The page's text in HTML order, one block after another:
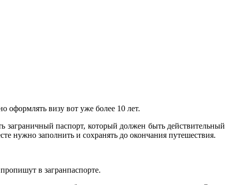
оформлять визу вот уже более 10 лет.
заграничный паспорт, который должен быть действительный
нужно заполнить и сохранять до окончания путешествия.
в загранпаспорте.